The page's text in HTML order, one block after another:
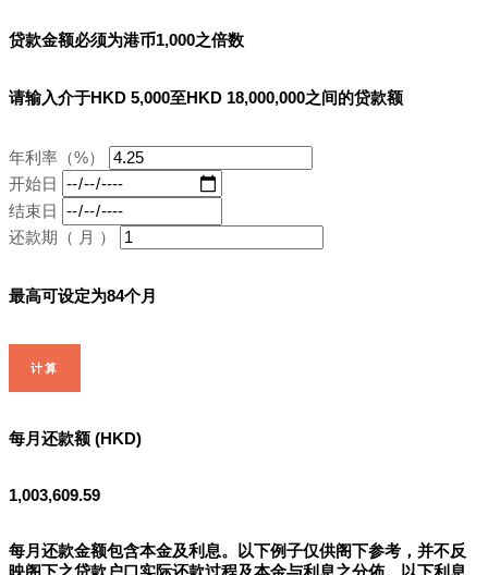
贷款金额必须为港币1,000之倍数
请输入介于HKD 5,000至HKD 18,000,000之间的贷款额
年利率（%）
开始日
结束日
还款期（ 月 ）
最高可设定为84个月
计算
每月还款额 (HKD)
1,003,609.59
每月还款金额包含本金及利息。以下例子仅供阁下参考，并不反